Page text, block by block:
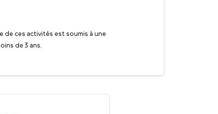
de ces activités est soumis à une
de 3 ans.